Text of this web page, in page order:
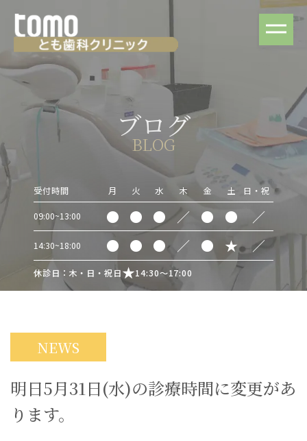
ブログ
BLOG
受付時間 月 火 水 木 金 土 日・祝
09:00~13:00 ● ● ● ／ ● ● ／
14:30~18:00 ● ● ● ／ ● ★ ／
休診日：木・日・祝日 14:30～17:00
NEWS
明日5月31日(水)の診療時間に変更があ
ります。